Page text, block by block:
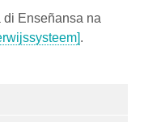
di Enseñansa na
.